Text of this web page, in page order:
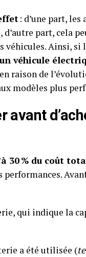
: d’une part,
part, cela
véhicules. Ainsi,
véhicule
raison de
modèles plus
avant
30 % du coût
qui indique la
a été utilisée (